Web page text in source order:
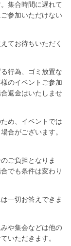
集合時間に遅れて
参加いただけない
てお待ちいただく
行為、ゴミ放置な
のイベントご参加
返金はいたしませ
め、イベントでは
合がございます。
ご負担となりま
でも条件は変わり
一切お答えできま
や集会などは他の
いただきます。